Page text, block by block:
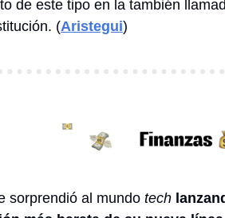
de este tipo en la también
(Aristegui)
sorprendió al mundo tech